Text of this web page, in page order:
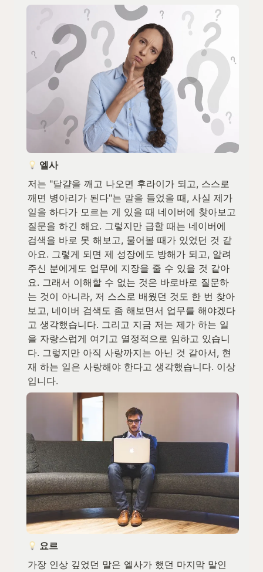
엘사
저는 "달걀을 깨고 나오면 후라이가 되고, 스스로
깨면 병아리가 된다"는 말을 들었을 때, 사실 제가
일을 하다가 모르는 게 있을 때 네이버에 찾아보고
질문을 하긴 해요. 그렇지만 급할 때는 네이버에
검색을 바로 못 해보고, 물어볼 때가 있었던 것 같
아요. 그렇게 되면 제 성장에도 방해가 되고, 알려
주신 분에게도 업무에 지장을 줄 수 있을 것 같아
요. 그래서 이해할 수 없는 것은 바로바로 질문하
는 것이 아니라, 저 스스로 배웠던 것도 한 번 찾아
보고, 네이버 검색도 좀 해보면서 업무를 해야겠다
고 생각했습니다. 그리고 지금 저는 제가 하는 일
을 자랑스럽게 여기고 열정적으로 임하고 있습니
다. 그렇지만 아직 사랑까지는 아닌 것 같아서, 현
재 하는 일은 사랑해야 한다고 생각했습니다. 이상
입니다.
요르
가장 인상 깊었던 말은 엘사가 했던 마지막 말인